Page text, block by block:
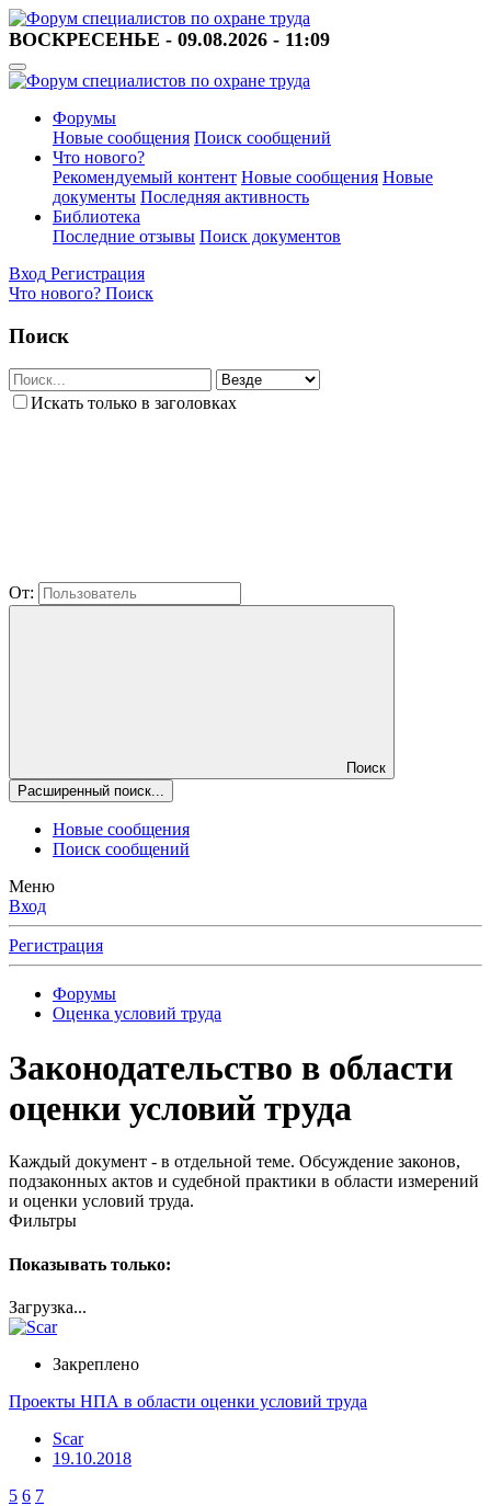
ВОСКРЕСЕНЬЕ - 09.08.2026 - 11:09
Форумы
Новые сообщения Поиск сообщений
Что нового?
Рекомендуемый контент Новые сообщения Новые
документы Последняя активность
Библиотека
Последние отзывы Поиск документов
Вход Регистрация
Что нового? Поиск
Поиск
Искать только в заголовках
От:
Поиск
Расширенный поиск...
Новые сообщения
Поиск сообщений
Меню
Вход
Регистрация
Форумы
Оценка условий труда
Законодательство в области
оценки условий труда
Каждый документ - в отдельной теме. Обсуждение законов,
подзаконных актов и судебной практики в области измерений
и оценки условий труда.
Фильтры
Показывать только:
Загрузка...
Закреплено
Проекты НПА в области оценки условий труда
Scar
19.10.2018
5 6 7